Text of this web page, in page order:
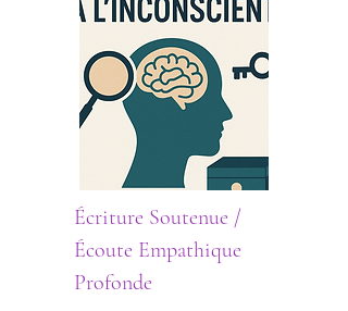
​Écriture Soutenue /
Écoute Empathique
Profonde